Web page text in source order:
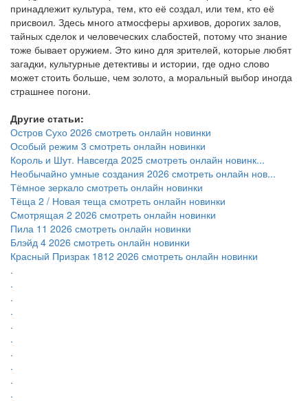
принадлежит культура, тем, кто её создал, или тем, кто её
присвоил. Здесь много атмосферы архивов, дорогих залов,
тайных сделок и человеческих слабостей, потому что знание
тоже бывает оружием. Это кино для зрителей, которые любят
загадки, культурные детективы и истории, где одно слово
может стоить больше, чем золото, а моральный выбор иногда
страшнее погони.
Другие статьи:
Остров Сухо 2026 смотреть онлайн новинки
Особый режим 3 смотреть онлайн новинки
Король и Шут. Навсегда 2025 смотреть онлайн новинк...
Необычайно умные создания 2026 смотреть онлайн нов...
Тёмное зеркало смотреть онлайн новинки
Тёща 2 / Новая теща смотреть онлайн новинки
Смотрящая 2 2026 смотреть онлайн новинки
Пила 11 2026 смотреть онлайн новинки
Блэйд 4 2026 смотреть онлайн новинки
Красный Призрак 1812 2026 смотреть онлайн новинки
.
.
.
.
.
.
.
.
.
.